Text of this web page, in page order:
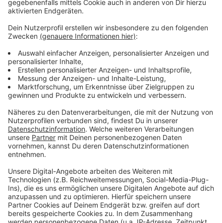
gezielt Azubis für technische Berufe ausgebildet
werden. Andere Berufsgruppen werden dafür in die
Geschwister-Scholl-Schule in Wiesdorf verlagert.
Anzeige
Weitere Meldungen aus Leverkusen
Leverkusen: Mehr Fitness am Arbeitsplatz gefordert
Blutspende-Store öffnet in Leverkusen
Der Rhein als Hauptverkehrsachse in Leverkusen
Anzeige